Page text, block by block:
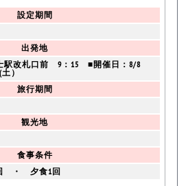
設定期間
出発地
駅改札口前 9：15 ■開催日：8/8
）
旅行期間
観光地
食事条件
・ 夕食1回